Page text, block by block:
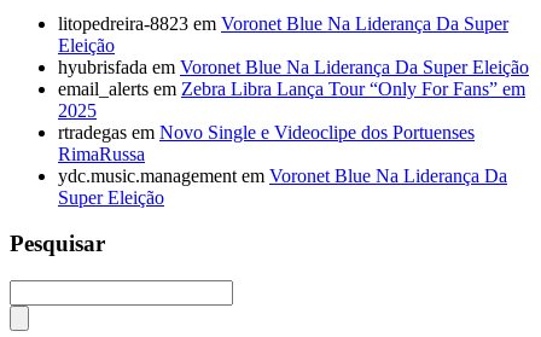
litopedreira-8823 em Voronet Blue Na Liderança Da Super
Eleição
hyubrisfada em Voronet Blue Na Liderança Da Super Eleição
email_alerts em Zebra Libra Lança Tour “Only For Fans” em
2025
rtradegas em Novo Single e Videoclipe dos Portuenses
RimaRussa
ydc.music.management em Voronet Blue Na Liderança Da
Super Eleição
Pesquisar